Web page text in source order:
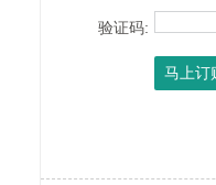
验证码: